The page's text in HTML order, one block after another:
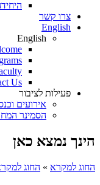
צרו קשר
English
English
Us
פעילות לציבור
אירועים
הסמינר
הינך נמצא כאן
החוג למקרא » החוג